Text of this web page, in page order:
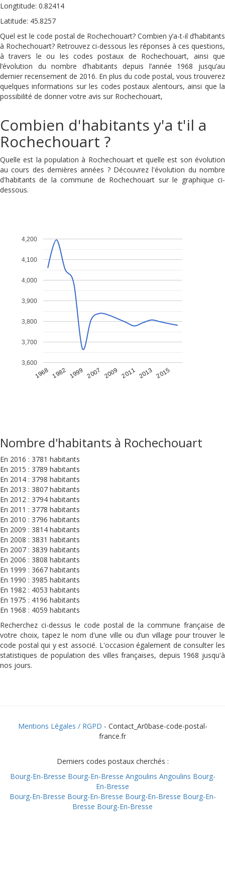
Longtitude: 0.82414
Latitude: 45.8257
Quel est le code postal de Rochechouart? Combien y’a-t-il d’habitants
à Rochechouart? Retrouvez ci-dessous les réponses à ces questions,
à travers le ou les codes postaux de Rochechouart, ainsi que
l’évolution du nombre d’habitants depuis l’année 1968 jusqu’au
dernier recensement de 2016. En plus du code postal, vous trouverez
quelques informations sur les codes postaux alentours, ainsi que la
possibilité de donner votre avis sur Rochechouart,
Combien d'habitants y'a t'il a
Rochechouart ?
Quelle est la population à Rochechouart et quelle est son évolution
au cours des dernières années ? Découvrez l'évolution du nombre
d'habitants de la commune de Rochechouart sur le graphique ci-
dessous.
1968 1982 1999 2007 2009 2011 2013 2015
3,600
3,700
3,800
3,900
4,000
4,100
4,200
Nombre d'habitants à Rochechouart
En 2016 : 3781 habitants
En 2015 : 3789 habitants
En 2014 : 3798 habitants
En 2013 : 3807 habitants
En 2012 : 3794 habitants
En 2011 : 3778 habitants
En 2010 : 3796 habitants
En 2009 : 3814 habitants
En 2008 : 3831 habitants
En 2007 : 3839 habitants
En 2006 : 3808 habitants
En 1999 : 3667 habitants
En 1990 : 3985 habitants
En 1982 : 4053 habitants
En 1975 : 4196 habitants
En 1968 : 4059 habitants
Recherchez ci-dessus le code postal de la commune française de
votre choix, tapez le nom d'une ville ou d’un village pour trouver le
code postal qui y est associé. L'occasion également de consulter les
statistiques de population des villes françaises, depuis 1968 jusqu'à
nos jours.
Mentions Légales / RGPD - Contact_Ar0base-code-postal-
france.fr
Derniers codes postaux cherchés :
Bourg-En-Bresse Bourg-En-Bresse Angoulins Angoulins Bourg-
En-Bresse
Bourg-En-Bresse Bourg-En-Bresse Bourg-En-Bresse Bourg-En-
Bresse Bourg-En-Bresse